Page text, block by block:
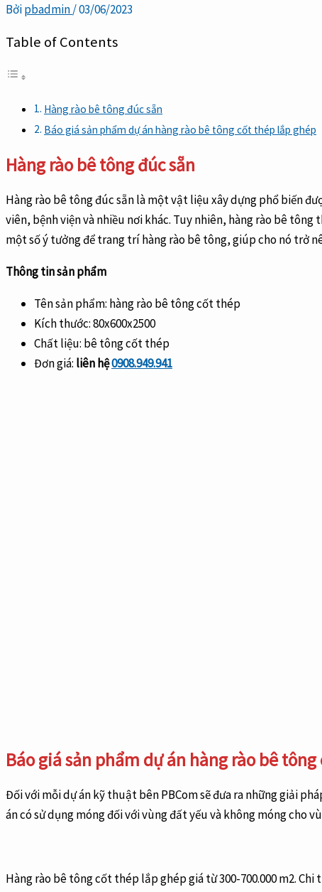
Bởipbadmin/03/06/2023
Table of Contents
Hàng rào bê tông đúc sẵn
Báo giá sản phẩm dự án hàng rào bê tông cốt thép lắp ghép
Hàng rào bê tông đúc sẵn
Hàng rào bê tông đúc sẵn là một vật liệu xây dựng phổ biến
viên, bệnh viện và nhiều nơi khác. Tuy nhiên, hàng rào bê
một số ý tưởng để trang trí hàng rào bê tông, giúp cho nó trở
Thông tin sản phẩm
Tên sản phẩm: hàng rào bê tông cốt thép
Kích thước: 80x600x2500
Chất liệu: bê tông cốt thép
Đơn giá: liên hệ0908.949.941
Báo giá sản phẩm dự án hàng rào bê
Đối với mỗi dự án kỹ thuật bên PBCom sẽ đưa ra những giải
án có sử dụng móng đối với vùng đất yếu và không móng cho
Hàng rào bê tông cốt thép lắp ghép giá từ 300-700.000 m2.